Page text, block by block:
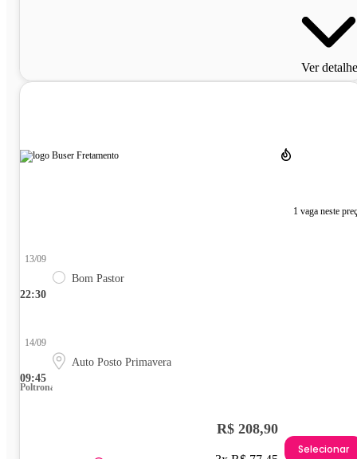
Ver
1 vaga neste
22:30
13/09
Bom Pastor
09:45
14/09
Auto Posto Primavera
Poltrona
R$ 208,90
Selecionar